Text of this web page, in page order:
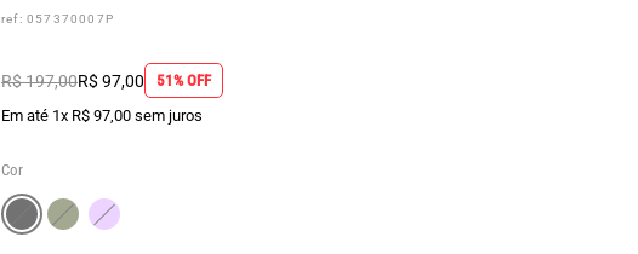
ref: 057370007P
R$ 197,00R$ 97,00
51% OFF
Em até 1x R$ 97,00 sem juros
Cor